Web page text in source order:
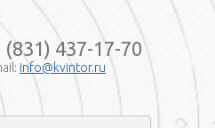
(831) 437-17-70
info@kvintor.ru